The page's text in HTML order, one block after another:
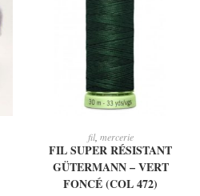
AJOUTER AU PANIER
fil, mercerie
FIL SUPER RÉSISTANT
GÜTERMANN – VERT
FONCÉ (COL 472)